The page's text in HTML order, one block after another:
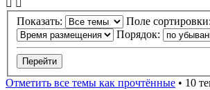
Показать:
Поле сортировки:
Порядок:
Отметить все темы как прочтённые • 10